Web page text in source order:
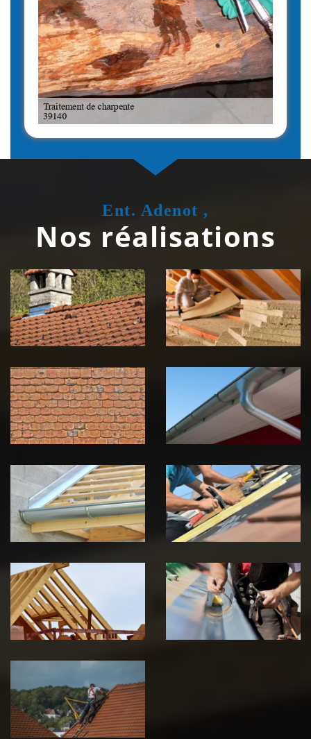
Ent. Adenot ,
Nos réalisations
Couvreur
zingueur 39
Jura
Isolation de
toiture 39
Jura
démoussage de
toiture 39
Jura
pose de
gouttière 39
Jura
Pose de
Chéneau 39
Jura
Réparation de
toiture 39
Jura
Traitement de
charpente 39
Jura
Travaux de
zinguerie 39
Jura
Urgence fuite
de toiture 39
Jura